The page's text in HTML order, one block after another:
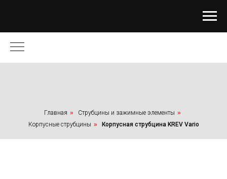
Главная » Струбцины и зажимные элементы »
Корпусные струбцины » Корпусная струбцина KREV Vario